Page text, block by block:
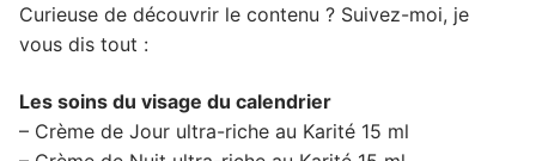
Curieuse de découvrir le contenu ? Suivez-moi, je
vous dis tout :
Les soins du visage du calendrier
– Crème de Jour ultra-riche au Karité 15 ml